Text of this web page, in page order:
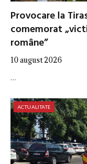
Provocare la
comemorat
române”
10 august 2026
…
ACTUALITATE